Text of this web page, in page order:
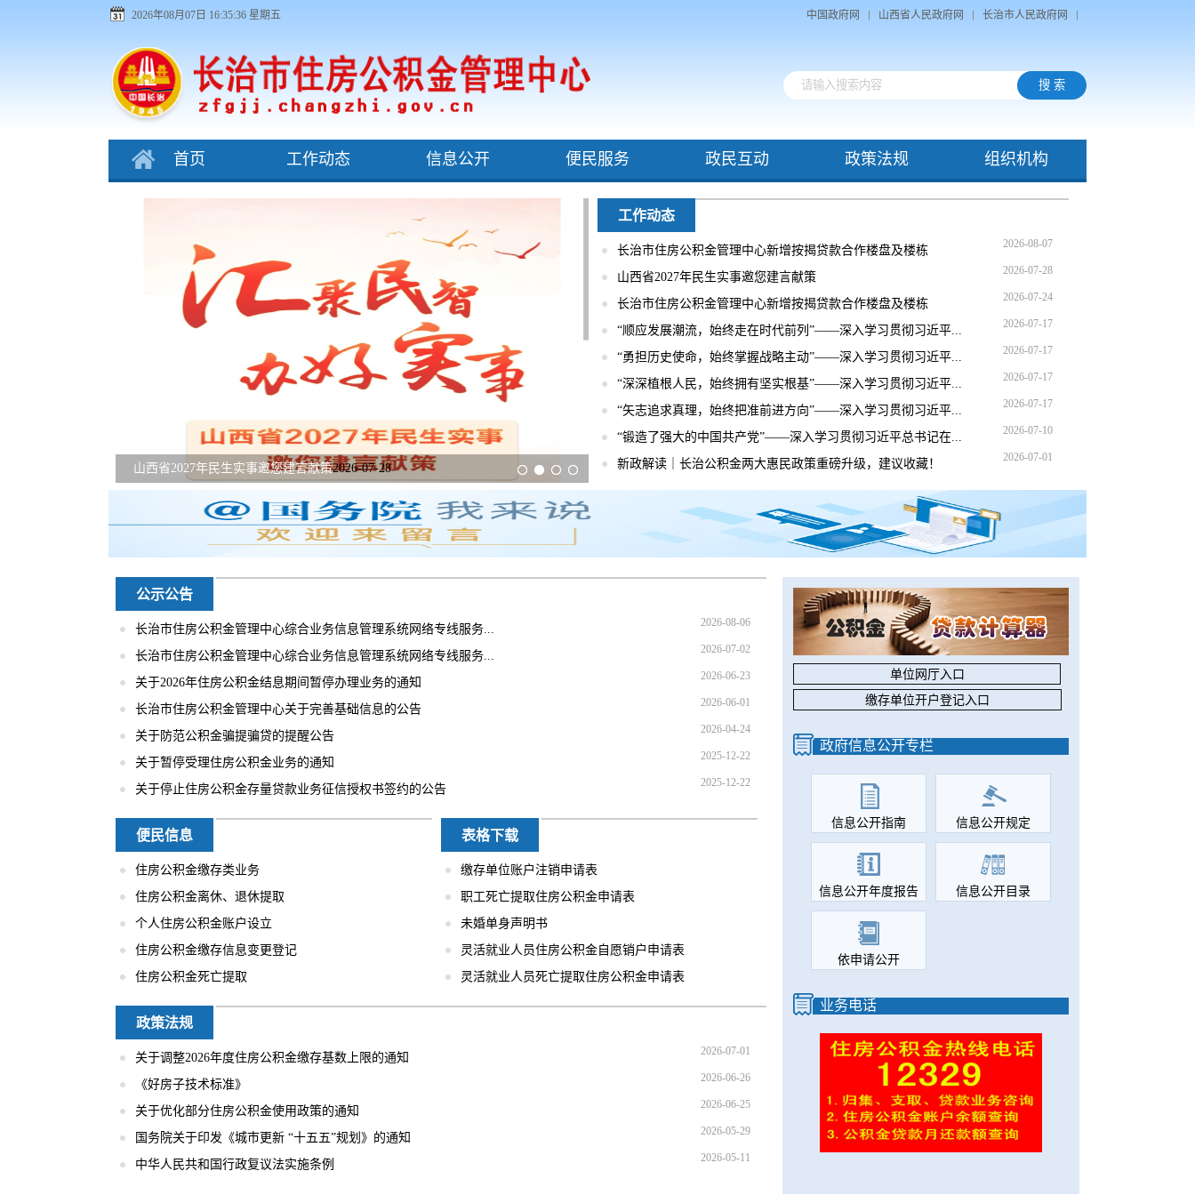
2026年08月07日 16:35:37 星期五 中国政府网 山西省人民政府网 长治市人民政府网
首页 工作动态 信息公开 便民服务 政民互动 政策法规 组织机构
08-07
山西省2027年民生实事邀您建言献策2026-07-28
07-24
平...2026-07-17
工作动态
长治市住房公积金管理中心新增按揭贷款合作楼盘及楼栋 2026-08-07
山西省2027年民生实事邀您建言献策 2026-07-28
长治市住房公积金管理中心新增按揭贷款合作楼盘及楼栋 2026-07-24
“顺应发展潮流，始终走在时代前列”——深入学习贯彻习近平... 2026-07-17
“勇担历史使命，始终掌握战略主动”——深入学习贯彻习近平... 2026-07-17
“深深植根人民，始终拥有坚实根基”——深入学习贯彻习近平... 2026-07-17
“矢志追求真理，始终把准前进方向”——深入学习贯彻习近平... 2026-07-17
“锻造了强大的中国共产党”——深入学习贯彻习近平总书记在... 2026-07-10
新政解读｜长治公积金两大惠民政策重磅升级，建议收藏！ 2026-07-01
公示公告
长治市住房公积金管理中心综合业务信息管理系统网络专线服务... 2026-08-06
长治市住房公积金管理中心综合业务信息管理系统网络专线服务... 2026-07-02
关于2026年住房公积金结息期间暂停办理业务的通知 2026-06-23
长治市住房公积金管理中心关于完善基础信息的公告 2026-06-01
关于防范公积金骗提骗贷的提醒公告 2026-04-24
关于暂停受理住房公积金业务的通知 2025-12-22
关于停止住房公积金存量贷款业务征信授权书签约的公告 2025-12-22
便民信息
住房公积金缴存类业务
住房公积金离休、退休提取
个人住房公积金账户设立
住房公积金缴存信息变更登记
住房公积金死亡提取
表格下载
缴存单位账户注销申请表
职工死亡提取住房公积金申请表
未婚单身声明书
灵活就业人员住房公积金自愿销户申请表
灵活就业人员死亡提取住房公积金申请表
政策法规
关于调整2026年度住房公积金缴存基数上限的通知 2026-07-01
《好房子技术标准》 2026-06-26
关于优化部分住房公积金使用政策的通知 2026-06-25
国务院关于印发《城市更新 “十五五”规划》的通知 2026-05-29
中华人民共和国行政复议法实施条例 2026-05-11
单位网厅入口
缴存单位开户登记入口
政府信息公开专栏
信息公开指南 信息公开规定
信息公开年度报告 信息公开目录
依申请公开
业务电话